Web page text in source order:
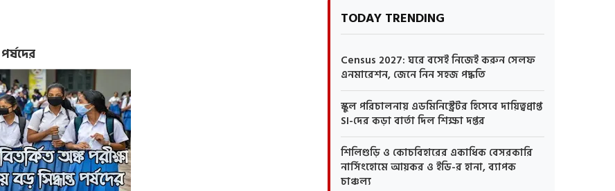
TODAY TRENDING
Census 2027: ঘরে বসেই নিজেই করুন সেলফ
এনমারেশন, জেনে নিন সহজ পদ্ধতি
স্কুল পরিচালনায় এডমিনিস্ট্রেটর হিসেবে দায়িত্বপ্রাপ্ত
SI-দের কড়া বার্তা দিল শিক্ষা দপ্তর
শিলিগুড়ি ও কোচবিহারের একাধিক বেসরকারি
নার্সিংহোমে আয়কর ও ইডি-র হানা, ব্যাপক
চাঞ্চল্য